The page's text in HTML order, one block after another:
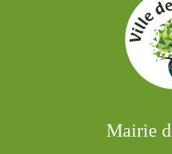
Mairie